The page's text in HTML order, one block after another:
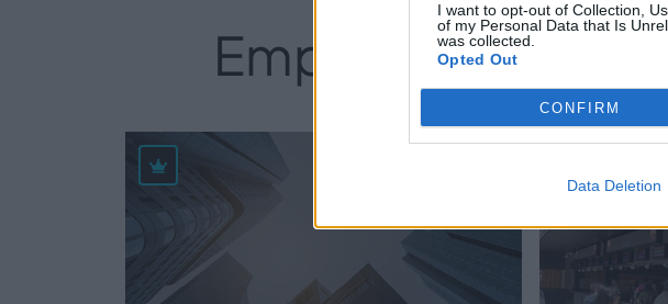
I want to opt-out of Collection,
of my Personal Data that Is
was collected.
Opted Out
CONFIRM
Data Deletion
Empresas